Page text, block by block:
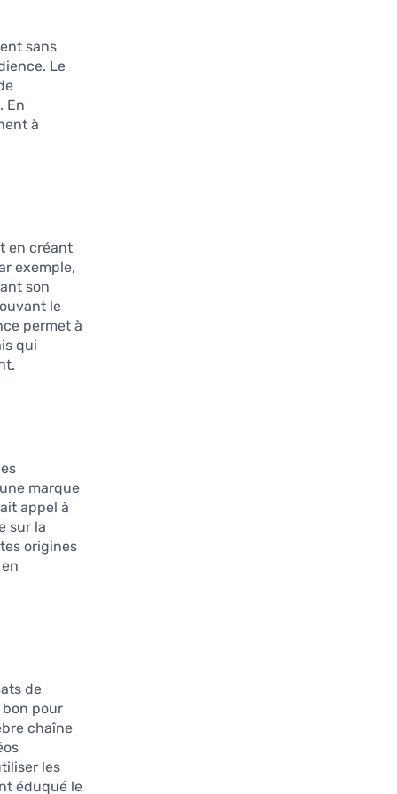
sans
Le
En
à
en créant
exemple,
son
le
permet à
qui
marque
appel à
sur la
origines
de
pour
chaîne
les
éduqué le